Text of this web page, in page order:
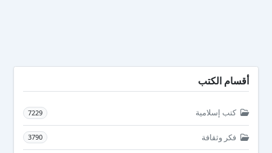
أقسام الكتب
كتب إسلامية 7229
فكر وثقافة 3790